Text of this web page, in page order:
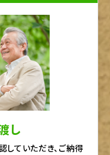
し
ていただき、ご納得